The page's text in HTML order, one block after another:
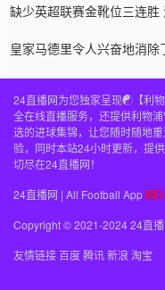
缺少英超联赛金靴位三连胜
皇家马德里令人兴奋地消除
24直播网为您独家呈现☯️【利
全在线直播服务，还提供利物
选的进球集锦，让您随时随地
验，同时本站24小时更新，提
切尽在24直播网！
24直播网 | All Football App 网
Copyright © 2021-2024 24直
友情链接百度腾讯新浪 淘宝